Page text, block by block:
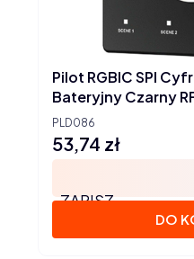
PLD086
Pilot RGBIC SPI
Bateryjny Czarny
Cena
53,74 zł
ZAPISZ
DO